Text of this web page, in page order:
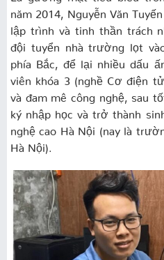
năm 2014, Nguyễn Văn
lập trình và tinh thần trách
đội tuyển nhà trường lọt
phía Bắc, để lại nhiều dấu
viên khóa 3 (nghề Cơ điện
và đam mê công nghệ, sau
ký nhập học và trở thành
nghệ cao Hà Nội (nay là
Hà Nội).